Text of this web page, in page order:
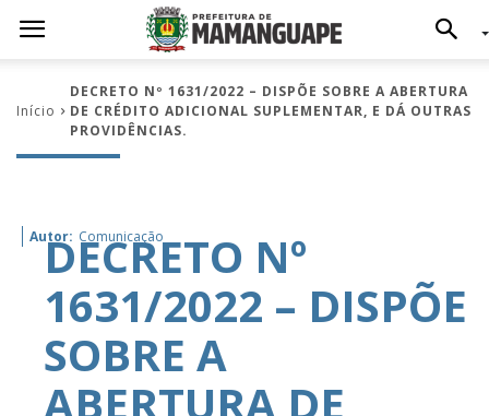
Início
DECRETO Nº 1631/2022 – DISPÕE SOBRE A ABERTURA
DE CRÉDITO ADICIONAL SUPLEMENTAR, E DÁ OUTRAS
PROVIDÊNCIAS.
Autor: Comunicação
DECRETO Nº
1631/2022 – DISPÕE
SOBRE A
ABERTURA DE